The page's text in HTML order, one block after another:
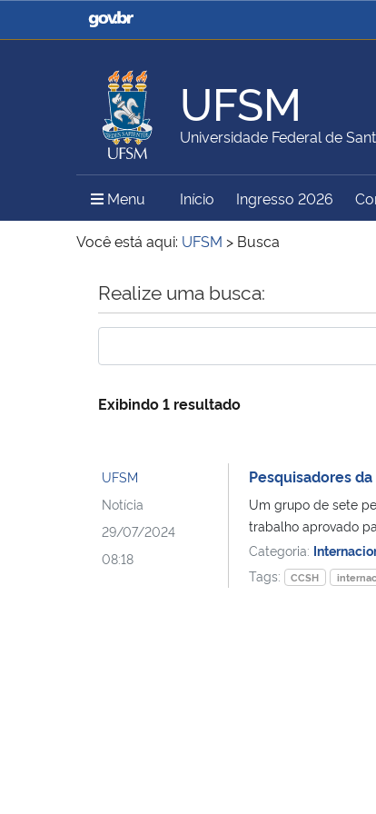
Casa Civil
Ministério da Justiça
Ministério da Agricultura,
Pecuária e Abastecimento
Ministério da
Ministério do Meio Ambiente Ministério do Turismo
UFSM
Universidade Federal de
Menu Menu Principal do Sítio
Início Ingresso 2026
Você está aqui: UFSM > Busca
Início do conteúdo
Realize uma busca:
Exibindo 1 resultado
UFSM
Notícia
29/07/2024
08:18
Pesquisadores
Um grupo de sete
trabalho aprovado
Categoria:
Tags:
CCSH